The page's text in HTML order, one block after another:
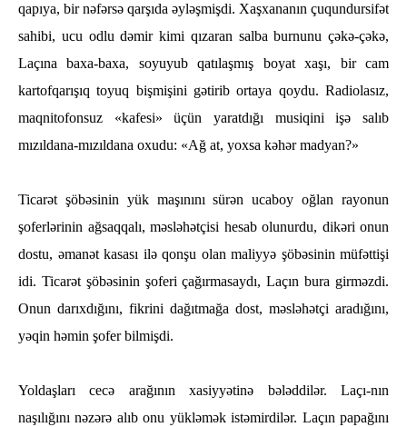
qapıya, bir nәfәrsә qarşıda әylәşmişdi. Xaşxananın çuqundursifәt
saһibi, ucu odlu dəmir kimi qızaran salba burnunu çәkә-çәkә,
Laçına baxa-baxa, soyuyub qatılaşmış boyat xaşı, bir cam
kartofqarışıq toyuq bişmişini gәtirib ortaya qoydu. Radiolasız,
maqnitofonsuz «kafesi» üçün yaratdığı musiqini işә salıb
mızıldana-mızıldana oxudu: «Ağ at, yoxsa kәһәr madyan?»
Ticarәt şöbәsinin yük maşınını sürәn ucaboy oğlan rayonun
şoferlәrinin ağsaqqalı, mәslәһәtçisi һesab olunurdu, dikәri onun
dostu, әmanәt kasası ilә qonşu olan maliyyə şöbәsinin müfәttişi
idi. Ticarәt şöbәsinin şoferi çağırmasaydı, Laçın bura girmәzdi.
Onun darıxdığını, fikrini dağıtmağa dost, mәslәһәtçi aradığını,
yәqin һәmin şofer bilmişdi.
Yoldaşları cecә arağının xasiyyətinә bәlәddilәr. Laçı-nın
naşılığını nәzәrә alıb onu yüklәmәk istәmirdilәr. Laçın papağını